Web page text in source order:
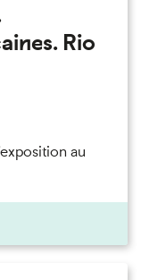
Rio
au